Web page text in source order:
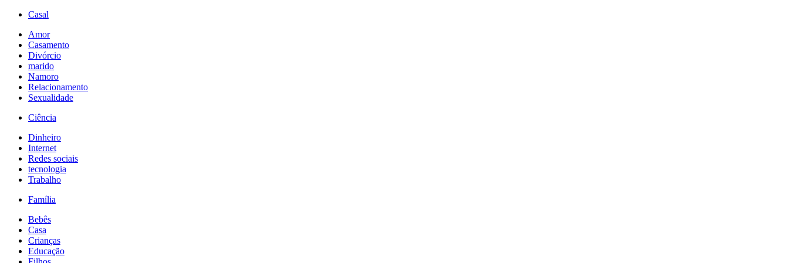
Casal
Amor
Casamento
Divórcio
marido
Namoro
Relacionamento
Sexualidade
Ciência
Dinheiro
Internet
Redes sociais
tecnologia
Trabalho
Família
Bebês
Casa
Crianças
Educação